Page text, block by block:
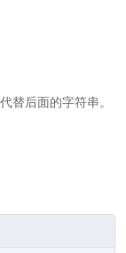
代替后面的字符串。